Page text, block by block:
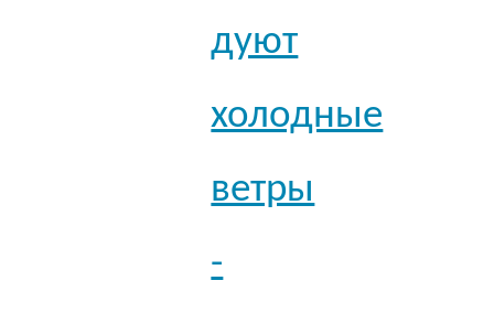
дуют
холодные
ветры
-